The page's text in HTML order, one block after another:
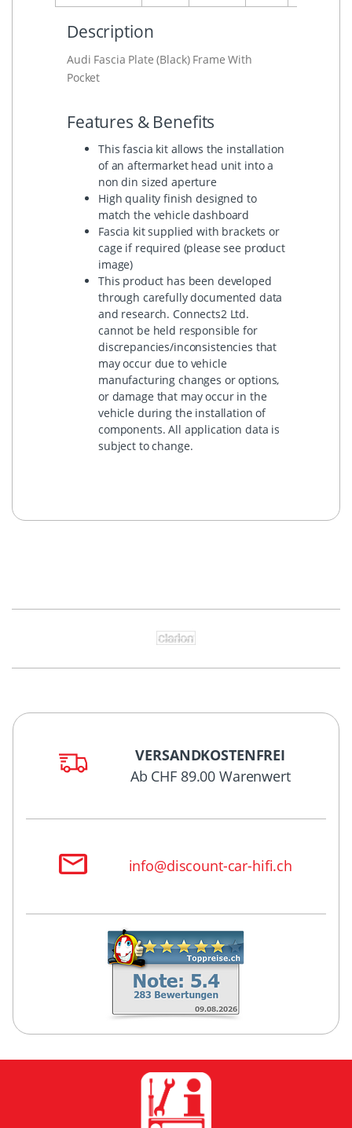
Description
Audi Fascia Plate (Black) Frame With
Pocket
Features & Benefits
This fascia kit allows the installation
of an aftermarket head unit into a
non din sized aperture
High quality finish designed to
match the vehicle dashboard
Fascia kit supplied with brackets or
cage if required (please see product
image)
This product has been developed
through carefully documented data
and research. Connects2 Ltd.
cannot be held responsible for
discrepancies/inconsistencies that
may occur due to vehicle
manufacturing changes or options,
or damage that may occur in the
vehicle during the installation of
components. All application data is
subject to change.
VERSANDKOSTENFREI
Ab CHF 89.00 Warenwert
info@discount-car-hifi.ch